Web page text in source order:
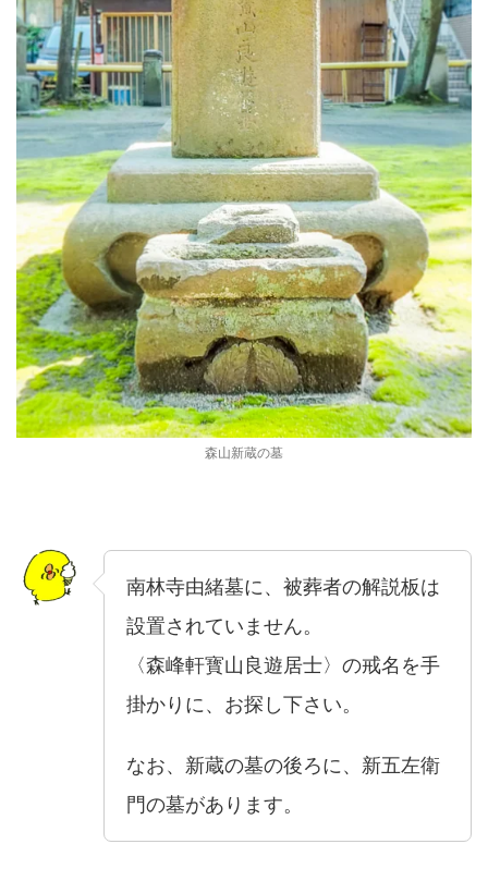
森山新蔵の墓
南林寺由緒墓に、被葬者の解説板は
設置されていません。
〈森峰軒寳山良遊居士〉の戒名を手
掛かりに、お探し下さい。
なお、新蔵の墓の後ろに、新五左衛
門の墓があります。